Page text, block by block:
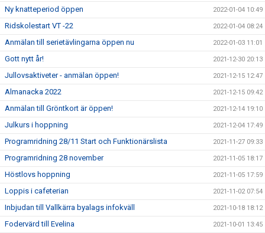
Ny knatteperiod öppen 2022-01-04 10:49
Ridskolestart VT -22 2022-01-04 08:24
Anmälan till serietävlingarna öppen nu 2022-01-03 11:01
Gott nytt år! 2021-12-30 20:13
Jullovsaktiveter - anmälan öppen! 2021-12-15 12:47
Almanacka 2022 2021-12-15 09:42
Anmälan till Gröntkort är öppen! 2021-12-14 19:10
Julkurs i hoppning 2021-12-04 17:49
Programridning 28/11 Start och Funktionärslista 2021-11-27 09:33
Programridning 28 november 2021-11-05 18:17
Höstlovs hoppning 2021-11-05 17:59
Loppis i cafeterian 2021-11-02 07:54
Inbjudan till Vallkärra byalags infokväll 2021-10-18 18:12
Fodervärd till Evelina 2021-10-01 13:45